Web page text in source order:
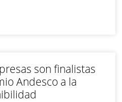
son finalistas
Andesco a la